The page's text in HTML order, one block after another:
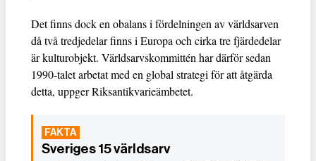
Det finns dock en obalans i fördelningen av världsarven
då två tredjedelar finns i Europa och cirka tre fjärdedelar
är kulturobjekt. Världsarvskommittén har därför sedan
1990-talet arbetat med en global strategi för att åtgärda
detta, uppger Riksantikvarieämbetet.
Sveriges 15 världsarv